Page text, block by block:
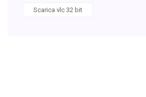
Scarica vlc 32 bit